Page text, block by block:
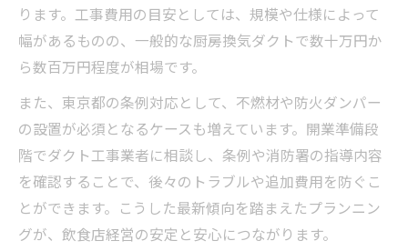
ります。工事費用の目安としては、規模や仕様によって
幅があるものの、一般的な厨房換気ダクトで数十万円か
ら数百万円程度が相場です。
また、東京都の条例対応として、不燃材や防火ダンパー
の設置が必須となるケースも増えています。開業準備段
階でダクト工事業者に相談し、条例や消防署の指導内容
を確認することで、後々のトラブルや追加費用を防ぐこ
とができます。こうした最新傾向を踏まえたプランニン
グが、飲食店経営の安定と安心につながります。